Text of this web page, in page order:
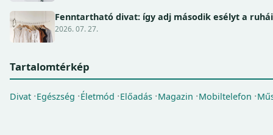
Fenntartható divat: így adj második esélyt a
2026. 07. 27.
Tartalomtérkép
Divat Egészség Életmód Előadás Magazin Mobiltelefon